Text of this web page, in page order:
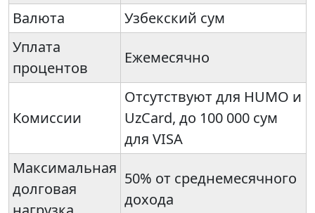
Валюта
Узбекский сум
Уплата
процентов
Ежемесячно
Комиссии
Отсутствуют для HUMO и
UzCard, до 100 000 сум
для VISA
Максимальная
долговая
50% от среднемесячного
дохода